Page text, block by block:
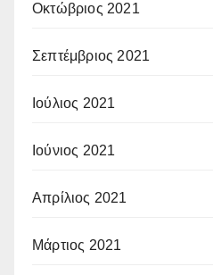
Οκτώβριος 2021
Σεπτέμβριος 2021
Ιούλιος 2021
Ιούνιος 2021
Απρίλιος 2021
Μάρτιος 2021